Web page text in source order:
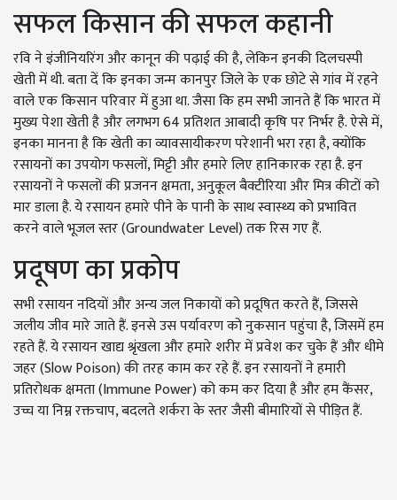
सफल किसान की सफल कहानी
रवि ने इंजीनियरिंग और कानून की पढ़ाई की है, लेकिन इनकी दिलचस्पी
खेती में थी. बता दें कि इनका जन्म कानपुर जिले के एक छोटे से गांव में रहने
वाले एक किसान परिवार में हुआ था. जैसा कि हम सभी जानते हैं कि भारत में
मुख्य पेशा खेती है और लगभग 64 प्रतिशत आबादी कृषि पर निर्भर है. ऐसे में,
इनका मानना है कि खेती का व्यावसायीकरण परेशानी भरा रहा है, क्योंकि
रसायनों का उपयोग फसलों, मिट्टी और हमारे लिए हानिकारक रहा है. इन
रसायनों ने फसलों की प्रजनन क्षमता, अनुकूल बैक्टीरिया और मित्र कीटों को
मार डाला है. ये रसायन हमारे पीने के पानी के साथ स्वास्थ्य को प्रभावित
करने वाले भूजल स्तर (Groundwater Level) तक रिस गए हैं.
प्रदूषण का प्रकोप
सभी रसायन नदियों और अन्य जल निकायों को प्रदूषित करते हैं, जिससे
जलीय जीव मारे जाते हैं. इनसे उस पर्यावरण को नुकसान पहुंचा है, जिसमें हम
रहते हैं. ये रसायन खाद्य श्रृंखला और हमारे शरीर में प्रवेश कर चुके हैं और धीमे
जहर (Slow Poison) की तरह काम कर रहे हैं. इन रसायनों ने हमारी
प्रतिरोधक क्षमता (Immune Power) को कम कर दिया है और हम कैंसर,
उच्च या निम्न रक्तचाप, बदलते शर्करा के स्तर जैसी बीमारियों से पीड़ित हैं.